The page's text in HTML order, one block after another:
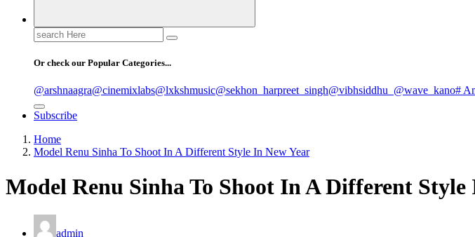
Search
for:
Or check our Popular Categories...
@arshnaagra@cinemixlabs@lxkshmusic@sekhon_harpreet_singh@vibhsiddhu_ @wave_kano#
Subscribe
Home
Model Renu Sinha To Shoot In A Different Style In New Year
Model Renu Sinha To Shoot In A Different Style
admin